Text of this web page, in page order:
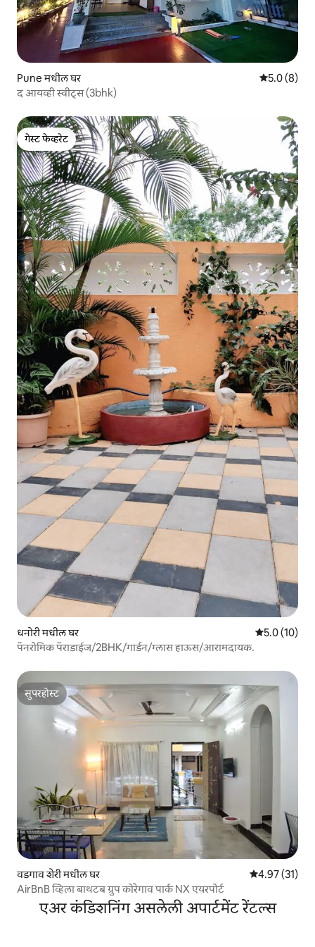
Pune मधील घर 5 पैकी 5.0
5.0 (8)
द आयव्ही स्वीट्स (3bhk)
गेस्ट फेव्हरेट
गेस्ट फेव्हरेट
धनोरी मधील घर 5 पैकी 5.0
5.0 (10)
पॅनरोमिक पॅराडाईज/2BHK/गार्डन/ग्लास हाऊस/आरामदायक.
सुपरहोस्ट
सुपरहोस्ट
वडगाव शेरी मधील घर 5 पैकी 4.97
4.97 (31)
AirBnB व्हिला बाथटब ग्रुप कोरेगाव पार्क NX एयरपोर्ट
एअर कंडिशनिंग असलेली अपार्टमेंट रेंटल्स